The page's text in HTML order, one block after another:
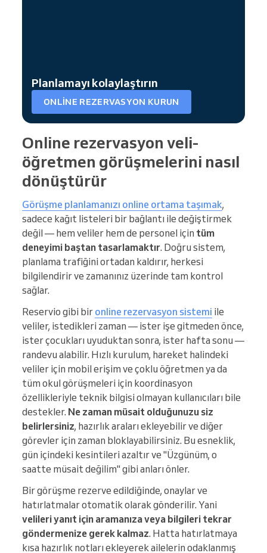
Planlamayı kolaylaştırın
ONLINE REZERVASYON KURUN
Online rezervasyon veli-
öğretmen görüşmelerini nasıl
dönüştürür
Görüşme planlamanızı online ortama taşımak,
sadece kağıt listeleri bir bağlantı ile değiştirmek
değil — hem veliler hem de personel için tüm
deneyimi baştan tasarlamaktır. Doğru sistem,
planlama trafiğini ortadan kaldırır, herkesi
bilgilendirir ve zamanınız üzerinde tam kontrol
sağlar.
Reservio gibi bir online rezervasyon sistemi ile
veliler, istedikleri zaman — ister işe gitmeden önce,
ister çocukları uyuduktan sonra, ister hafta sonu —
randevu alabilir. Hızlı kurulum, hareket halindeki
veliler için mobil erişim ve çoklu öğretmen ya da
tüm okul görüşmeleri için koordinasyon
özellikleriyle teknik bilgisi olmayan kullanıcıları bile
destekler. Ne zaman müsait olduğunuzu siz
belirlersiniz, hazırlık araları ekleyebilir ve diğer
görevler için zaman bloklayabilirsiniz. Bu esneklik,
gün içindeki kesintileri azaltır ve "Üzgünüm, o
saatte müsait değilim" gibi anları önler.
Bir görüşme rezerve edildiğinde, onaylar ve
hatırlatmalar otomatik olarak gönderilir. Yani
velileri yanıt için aramanıza veya bilgileri tekrar
göndermenize gerek kalmaz. Hatta hatırlatmaya
kısa hazırlık notları ekleyerek ailelerin odaklanmış